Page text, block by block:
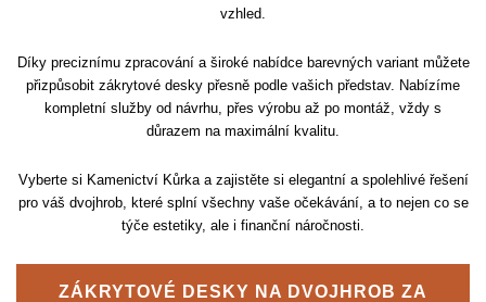
vzhled.
Díky preciznímu zpracování a široké nabídce barevných variant můžete
přizpůsobit zákrytové desky přesně podle vašich představ. Nabízíme
kompletní služby od návrhu, přes výrobu až po montáž, vždy s
důrazem na maximální kvalitu.
Vyberte si Kamenictví Kůrka a zajistěte si elegantní a spolehlivé řešení
pro váš dvojhrob, které splní všechny vaše očekávání, a to nejen co se
týče estetiky, ale i finanční náročnosti.
ZÁKRYTOVÉ DESKY NA DVOJHROB ZA